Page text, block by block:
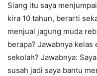
Siang itu saya
kira 10 tahun, berarti
menjual jagung muda
berapa? Jawabnya kelas
sekolah? Jawabnya:
susah jadi saya bantu